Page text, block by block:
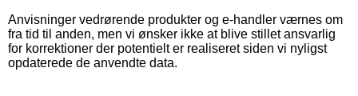
Anvisninger vedrørende produkter og e-handler værnes om
fra tid til anden, men vi ønsker ikke at blive stillet ansvarlig
for korrektioner der potentielt er realiseret siden vi nyligst
opdaterede de anvendte data.